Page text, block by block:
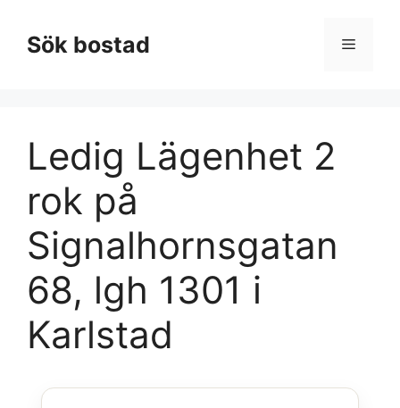
innehållSök bostad Meny
Ledig Lägenhet 2
rok på
Signalhornsgatan
68, lgh 1301 i
Karlstad